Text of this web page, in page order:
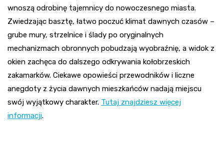
wnoszą odrobinę tajemnicy do nowoczesnego miasta.
Zwiedzając basztę, łatwo poczuć klimat dawnych czasów –
grube mury, strzelnice i ślady po oryginalnych
mechanizmach obronnych pobudzają wyobraźnię, a widok z
okien zachęca do dalszego odkrywania kołobrzeskich
zakamarków. Ciekawe opowieści przewodników i liczne
anegdoty z życia dawnych mieszkańców nadają miejscu
swój wyjątkowy charakter. Tutaj znajdziesz więcej
informacji.